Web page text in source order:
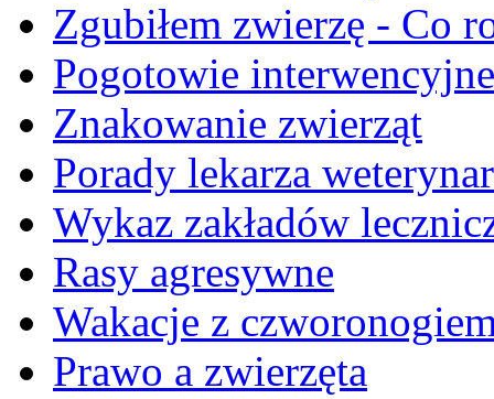
Zgubiłem zwierzę - Co
Pogotowie interwencyjne
Znakowanie zwierząt
Porady lekarza
Wykaz zakładów
Rasy agresywne
Wakacje z
Prawo a zwierzęta